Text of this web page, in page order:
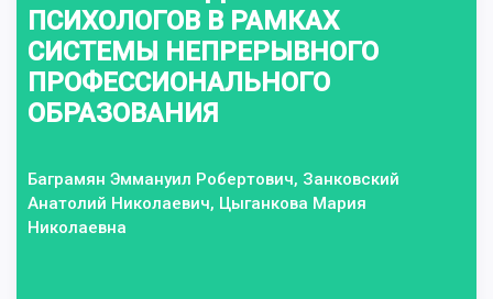
ПСИХОЛОГОВ В РАМКАХ
СИСТЕМЫ НЕПРЕРЫВНОГО
ПРОФЕССИОНАЛЬНОГО
ОБРАЗОВАНИЯ
Баграмян Эммануил Робертович, Занковский
Анатолий Николаевич, Цыганкова Мария
Николаевна